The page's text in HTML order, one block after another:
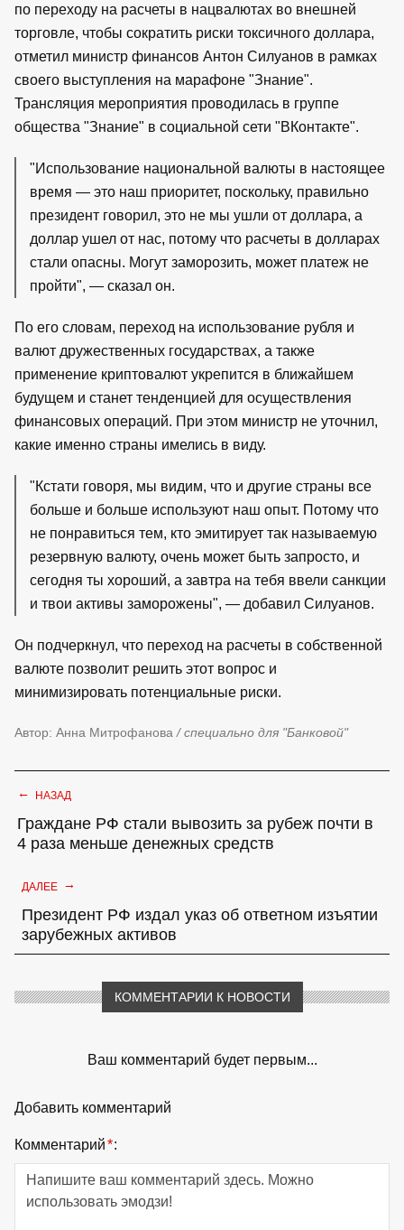
по переходу на расчеты в нацвалютах во внешней
торговле, чтобы сократить риски токсичного доллара,
отметил министр финансов Антон Силуанов в рамках
своего выступления на марафоне "Знание".
Трансляция мероприятия проводилась в группе
общества "Знание" в социальной сети "ВКонтакте".
"Использование национальной валюты в настоящее
время — это наш приоритет, поскольку, правильно
президент говорил, это не мы ушли от доллара, а
доллар ушел от нас, потому что расчеты в долларах
стали опасны. Могут заморозить, может платеж не
пройти", — сказал он.
По его словам, переход на использование рубля и
валют дружественных государствах, а также
применение криптовалют укрепится в ближайшем
будущем и станет тенденцией для осуществления
финансовых операций. При этом министр не уточнил,
какие именно страны имелись в виду.
"Кстати говоря, мы видим, что и другие страны все
больше и больше используют наш опыт. Потому что
не понравиться тем, кто эмитирует так называемую
резервную валюту, очень может быть запросто, и
сегодня ты хороший, а завтра на тебя ввели санкции
и твои активы заморожены", — добавил Силуанов.
Он подчеркнул, что переход на расчеты в собственной
валюте позволит решить этот вопрос и
минимизировать потенциальные риски.
Автор: Анна Митрофанова / специально для "Банковой"
← НАЗАД
Граждане РФ стали вывозить за рубеж почти в
4 раза меньше денежных средств
ДАЛЕЕ →
Президент РФ издал указ об ответном изъятии
зарубежных активов
КОММЕНТАРИИ К НОВОСТИ
Ваш комментарий будет первым...
Добавить комментарий
Комментарий*: